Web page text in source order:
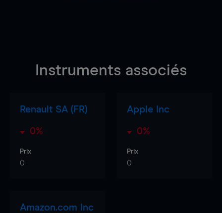
Instruments associés
Renault SA (FR)
0%
Prix
0
Apple Inc
0%
Prix
0
Amazon.com Inc